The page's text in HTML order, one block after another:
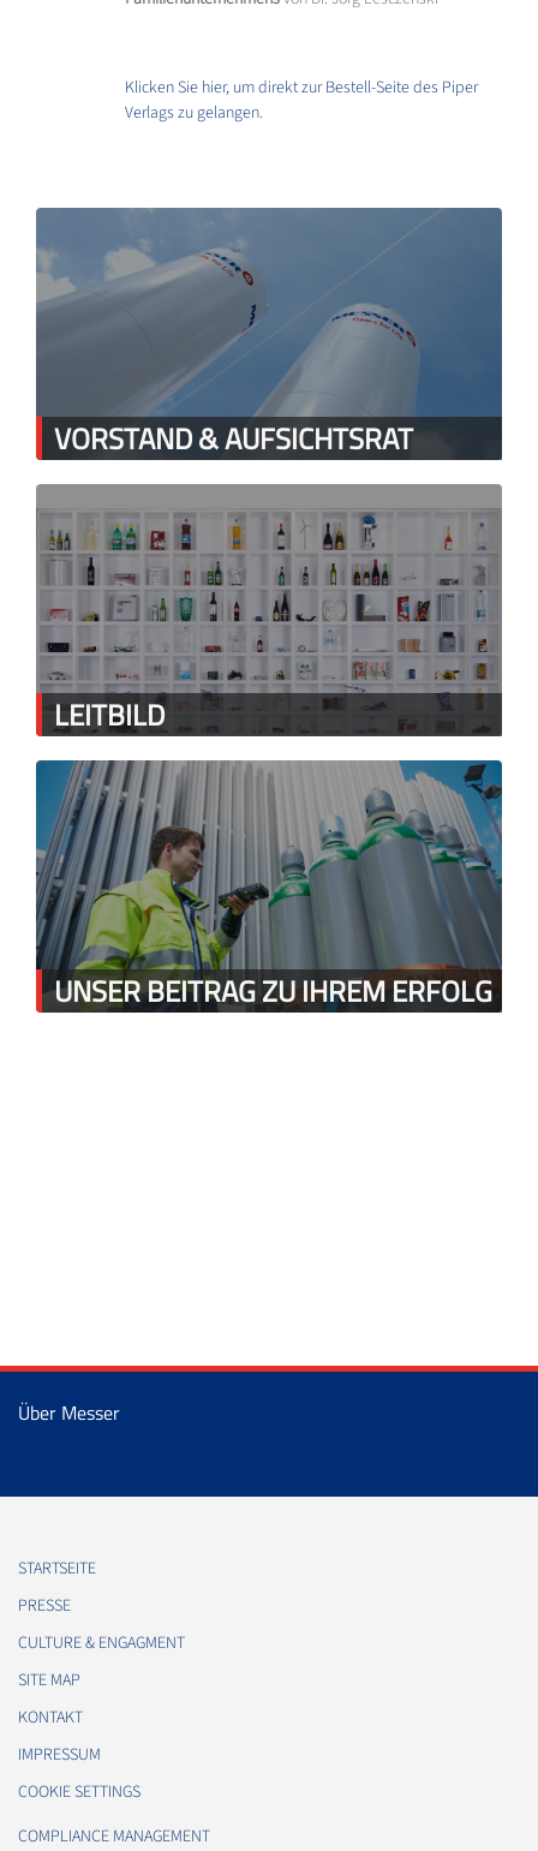
Klicken Sie hier, um direkt zur Bestell-Seite des Piper
Verlags zu gelangen.
VORSTAND & AUFSICHTSRAT
LEITBILD
UNSER BEITRAG ZU IHREM ERFOLG
Über Messer
STARTSEITE
PRESSE
CULTURE & ENGAGMENT
SITE MAP
KONTAKT
IMPRESSUM
COOKIE SETTINGS
COMPLIANCE MANAGEMENT